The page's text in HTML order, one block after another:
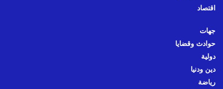
اقتصاد
جهات
حوادث وقضايا
دولية
دين ودنيا
رياضة